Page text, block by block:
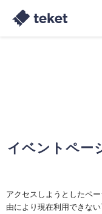
イベントペー
アクセスしようとしたペ
由により現在利用できな